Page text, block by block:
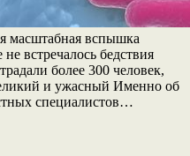
масштабная вспышка
встречалось бедствия
более 300 человек,
и ужасный Именно об
специалистов…